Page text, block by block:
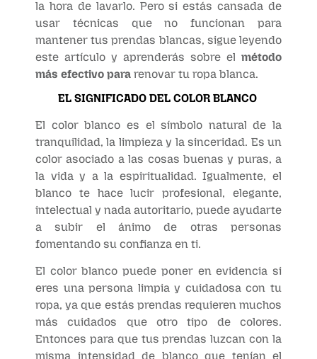
la hora de lavarlo. Pero si estás cansada de
usar técnicas que no funcionan para
mantener tus prendas blancas, sigue leyendo
este artículo y aprenderás sobre el método
más efectivo para renovar tu ropa blanca.
EL SIGNIFICADO DEL COLOR BLANCO
El color blanco es el símbolo natural de la
tranquilidad, la limpieza y la sinceridad. Es un
color asociado a las cosas buenas y puras, a
la vida y a la espiritualidad. Igualmente, el
blanco te hace lucir profesional, elegante,
intelectual y nada autoritario, puede ayudarte
a subir el ánimo de otras personas
fomentando su confianza en ti.
El color blanco puede poner en evidencia si
eres una persona limpia y cuidadosa con tu
ropa, ya que estás prendas requieren muchos
más cuidados que otro tipo de colores.
Entonces para que tus prendas luzcan con la
misma intensidad de blanco que tenían el